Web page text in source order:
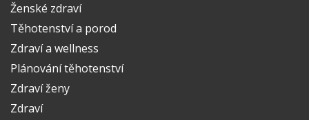
Ženské zdraví
Těhotenství a porod
Zdraví a wellness
Plánování těhotenství
Zdraví ženy
Zdraví